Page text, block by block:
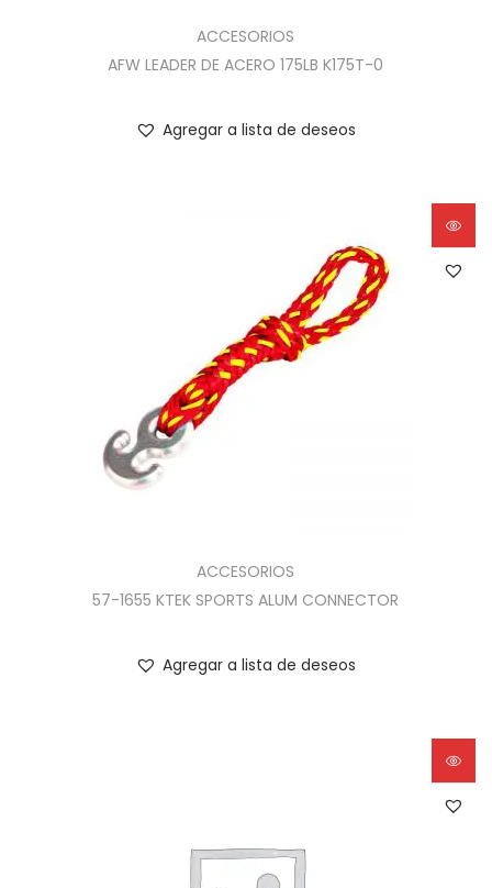
ACCESORIOS
AFW LEADER DE ACERO 175LB K175T-0
Agregar a lista de deseos
ACCESORIOS
57-1655 KTEK SPORTS ALUM CONNECTOR
Agregar a lista de deseos